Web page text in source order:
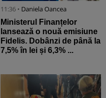
11:36 • Daniela Oancea
Ministerul Finanțelor
lansează o nouă emisiune
Fidelis. Dobânzi de până la
7,5% în lei și 6,3% ...